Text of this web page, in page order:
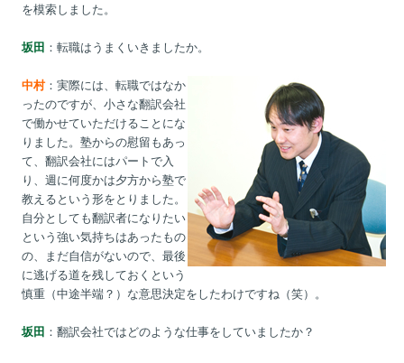
を模索しました。
坂田 ：転職はうまくいきましたか。
中村：実際には、転職ではなか
ったのですが、小さな翻訳会社
で働かせていただけることにな
りました。塾からの慰留もあっ
て、翻訳会社にはパートで入
り、週に何度かは夕方から塾で
教えるという形をとりました。
自分としても翻訳者になりたい
という強い気持ちはあったもの
の、まだ自信がないので、最後
に逃げる道を残しておくという
慎重（中途半端？）な意思決定をしたわけですね（笑）。
坂田 ：翻訳会社ではどのような仕事をしていましたか？